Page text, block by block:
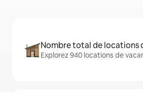
Nombre total de locations
Explorez 940 locations de